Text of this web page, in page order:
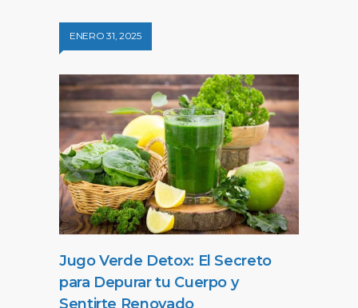
ENERO 31, 2025
Jugo Verde Detox: El Secreto
para Depurar tu Cuerpo y
Sentirte Renovado